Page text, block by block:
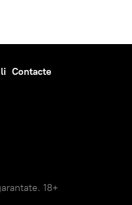
Contacte
18+